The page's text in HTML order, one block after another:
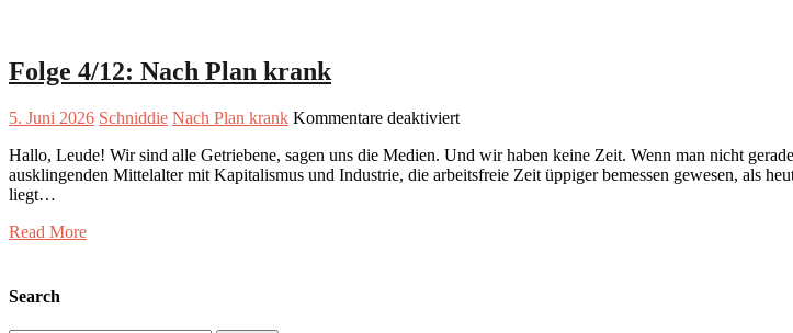
Folge 4/12: Nach Plan krank
5. Juni 2026 Schniddie Nach Plan krank Kommentare deaktiviertfür
4/12:
Nach
Hallo, Leude! Wir sind alle Getriebene, sagen uns die Medien. Und wir haben keine Zeit. Wenn man nicht
ausklingenden Mittelalter mit Kapitalismus und Industrie, die arbeitsfreie Zeit üppiger bemessen gewesen, als
liegt…
Read More
Search